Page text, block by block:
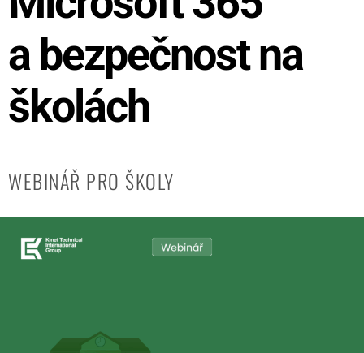
a bezpečnost na
školách
WEBINÁŘ PRO ŠKOLY